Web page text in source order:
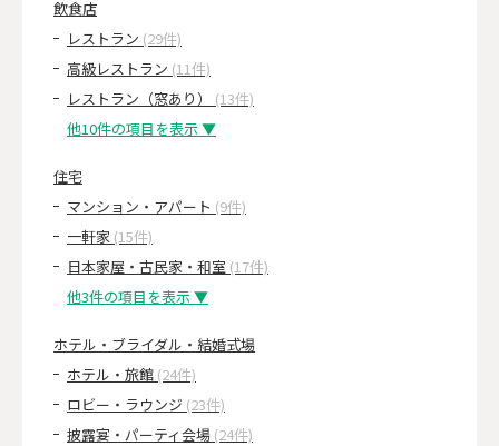
飲食店
レストラン (29件)
高級レストラン (11件)
レストラン（窓あり） (13件)
他10件の項目を表示 ▼
住宅
マンション・アパート (9件)
一軒家 (15件)
日本家屋・古民家・和室 (17件)
他3件の項目を表示 ▼
ホテル・ブライダル・結婚式場
ホテル・旅館 (24件)
ロビー・ラウンジ (23件)
披露宴・パーティ会場 (24件)